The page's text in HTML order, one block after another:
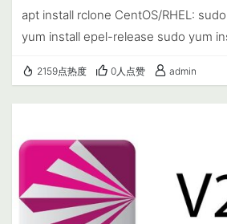
apt install rclone CentOS/RHEL:
yum install epel-release sudo yum
https://rclone.org/install/ &nbs…
2159点热度 0人点赞 admin